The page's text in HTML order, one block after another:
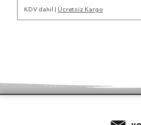
KDV dahil | Ücretsiz Kargo